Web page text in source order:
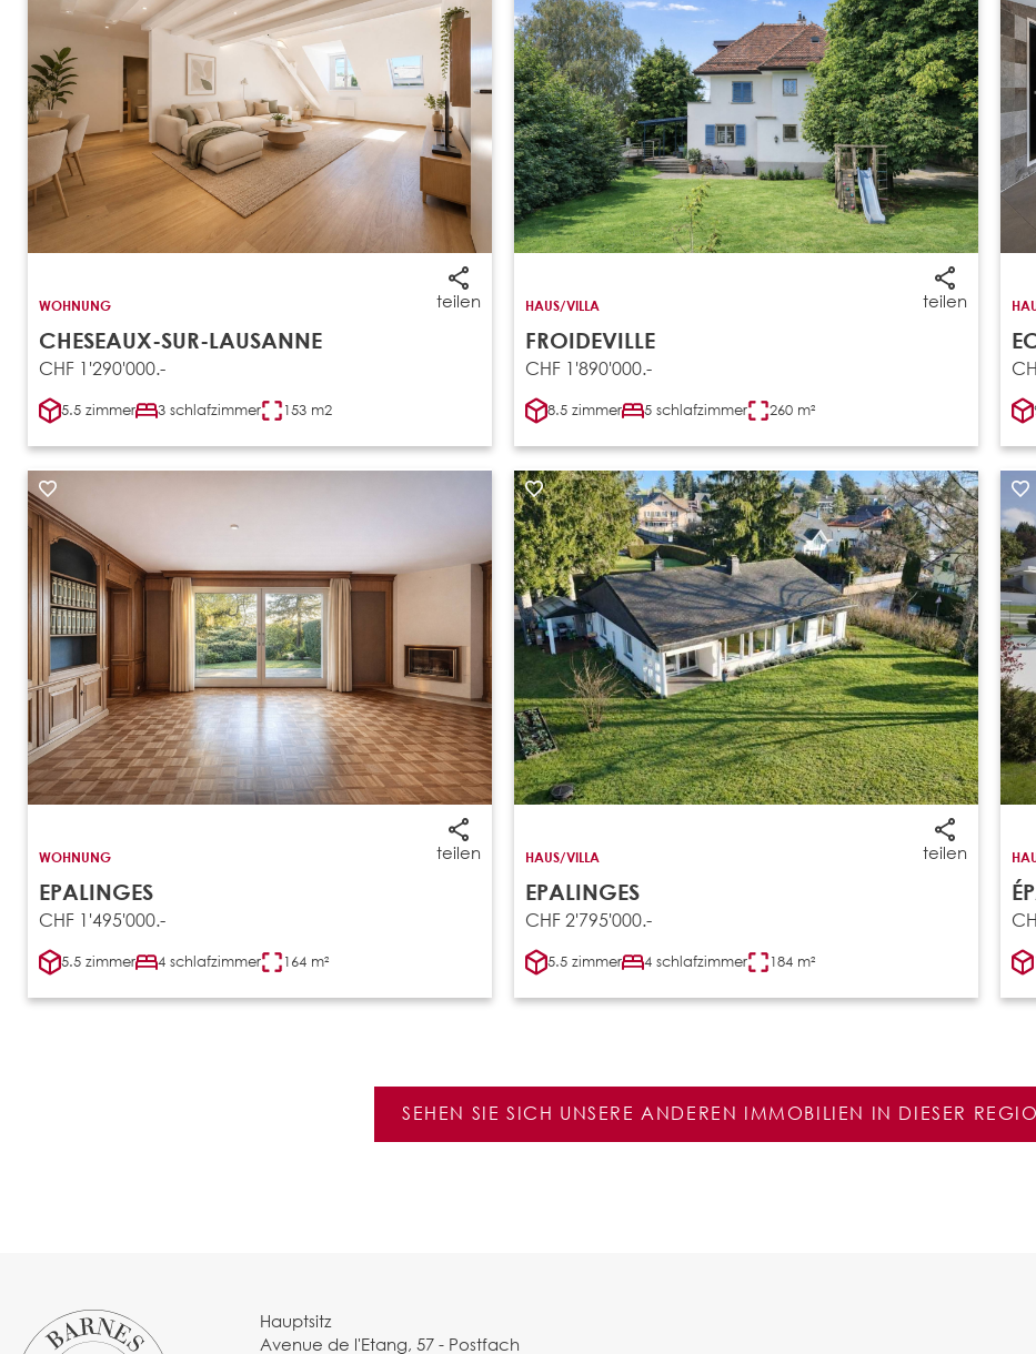
teilen
WOHNUNG
CHESEAUX-SUR-LAUSANNE
CHF 1'290'000.-
5.5 zimmer 3 schlafzimmer 153 m2
teilen
HAUS/VILLA
FROIDEVILLE
CHF 1'890'000.-
8.5 zimmer 5 schlafzimmer 260 m²
teilen
WOHNUNG
EPALINGES
CHF 1'495'000.-
5.5 zimmer 4 schlafzimmer 164 m²
teilen
HAUS/VILLA
EPALINGES
CHF 2'795'000.-
5.5 zimmer 4 schlafzimmer 184 m²
SEHEN SIE SICH UNSERE ANDEREN IMMOBILIEN IN DIESER
Hauptsitz
Avenue de l'Etang, 57 - Postfach